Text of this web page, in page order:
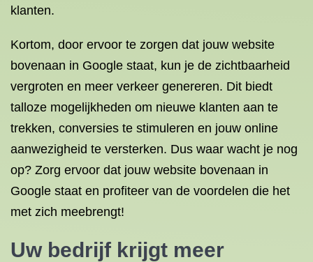
klanten.
Kortom, door ervoor te zorgen dat jouw website
bovenaan in Google staat, kun je de zichtbaarheid
vergroten en meer verkeer genereren. Dit biedt
talloze mogelijkheden om nieuwe klanten aan te
trekken, conversies te stimuleren en jouw online
aanwezigheid te versterken. Dus waar wacht je nog
op? Zorg ervoor dat jouw website bovenaan in
Google staat en profiteer van de voordelen die het
met zich meebrengt!
Uw bedrijf krijgt meer